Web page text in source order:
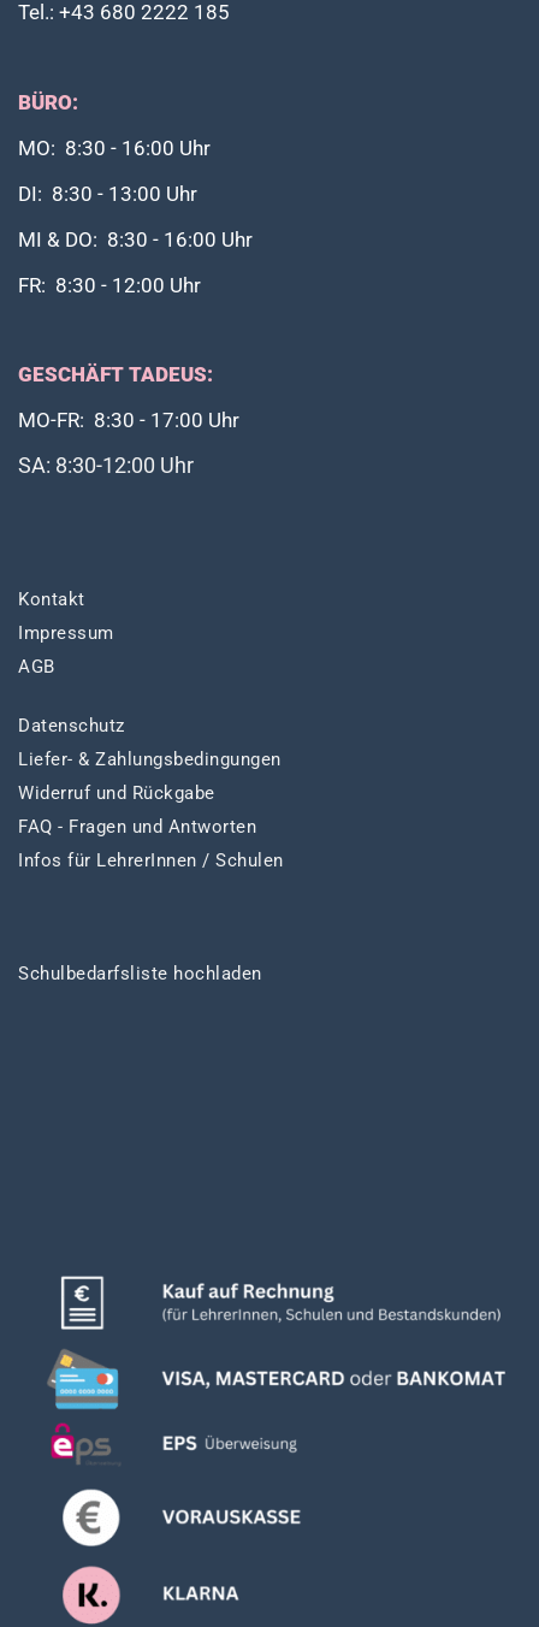
Tel.: +43 680 2222 185
BÜRO:
MO: 8:30 - 16:00 Uhr
DI: 8:30 - 13:00 Uhr
MI & DO: 8:30 - 16:00 Uhr
FR: 8:30 - 12:00 Uhr
GESCHÄFT TADEUS:
MO-FR: 8:30 - 17:00 Uhr
SA: 8:30-12:00 Uhr
Kontakt
Impressum
AGB
Datenschutz
Liefer- & Zahlungsbedingungen
Widerruf und Rückgabe
FAQ - Fragen und Antworten
Infos für LehrerInnen / Schulen
Schulbedarfsliste hochladen